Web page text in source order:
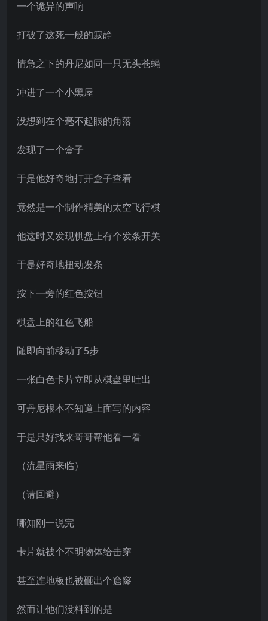
一个诡异的声响
打破了这死一般的寂静
情急之下的丹尼如同一只无头苍蝇
冲进了一个小黑屋
没想到在个毫不起眼的角落
发现了一个盒子
于是他好奇地打开盒子查看
竟然是一个制作精美的太空飞行棋
他这时又发现棋盘上有个发条开关
于是好奇地扭动发条
按下一旁的红色按钮
棋盘上的红色飞船
随即向前移动了5步
一张白色卡片立即从棋盘里吐出
可丹尼根本不知道上面写的内容
于是只好找来哥哥帮他看一看
（流星雨来临）
（请回避）
哪知刚一说完
卡片就被个不明物体给击穿
甚至连地板也被砸出个窟窿
然而让他们没料到的是